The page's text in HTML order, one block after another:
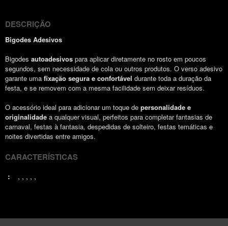
DESCRIÇÃO
Bigodes Adesivos
Bigodes autoadesivos para aplicar diretamente no rosto em poucos
segundos, sem necessidade de cola ou outros produtos. O verso adesivo
garante uma fixação segura e confortável durante toda a duração da
festa, e se removem com a mesma facilidade sem deixar resíduos.
O acessório ideal para adicionar um toque de personalidade e
originalidade a qualquer visual, perfeitos para completar fantasias de
carnaval, festas à fantasia, despedidas de solteiro, festas temáticas e
noites divertidas entre amigos.
CARACTERÍSTICAS
: